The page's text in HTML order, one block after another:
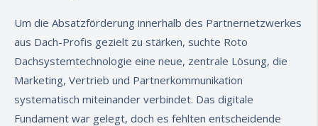
Um die Absatzförderung innerhalb des Partnernetzwerkes
aus Dach-Profis gezielt zu stärken, suchte Roto
Dachsystemtechnologie eine neue, zentrale Lösung, die
Marketing, Vertrieb und Partnerkommunikation
systematisch miteinander verbindet. Das digitale
Fundament war gelegt, doch es fehlten entscheidende